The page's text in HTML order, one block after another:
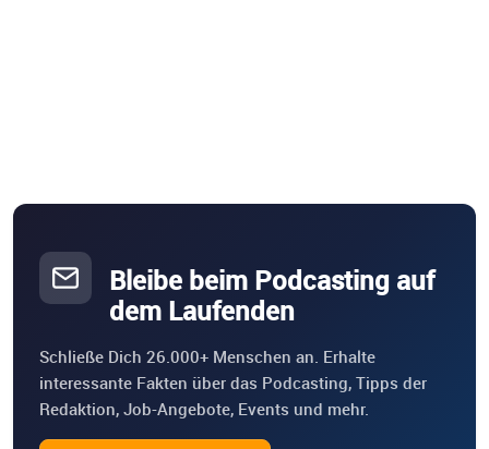
Bleibe beim Podcasting auf
dem Laufenden
Schließe Dich 26.000+ Menschen an. Erhalte
interessante Fakten über das Podcasting, Tipps der
Redaktion, Job-Angebote, Events und mehr.